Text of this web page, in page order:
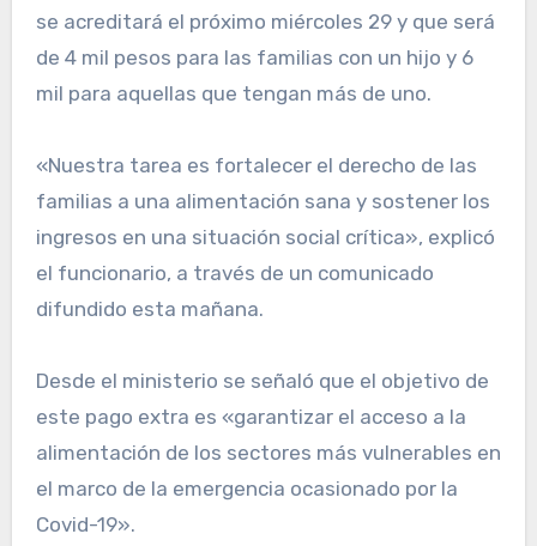
se acreditará el próximo miércoles 29 y que será
de 4 mil pesos para las familias con un hijo y 6
mil para aquellas que tengan más de uno.
«Nuestra tarea es fortalecer el derecho de las
familias a una alimentación sana y sostener los
ingresos en una situación social crítica», explicó
el funcionario, a través de un comunicado
difundido esta mañana.
Desde el ministerio se señaló que el objetivo de
este pago extra es «garantizar el acceso a la
alimentación de los sectores más vulnerables en
el marco de la emergencia ocasionado por la
Covid-19».